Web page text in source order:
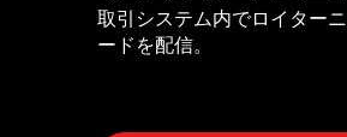
取引システム内でロイター
ードを配信。